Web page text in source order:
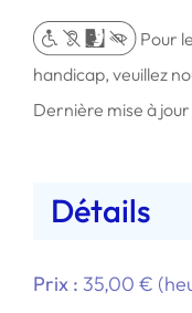
Pour
handicap, veuillez
Dernière mise à
Détails
Prix : 35,00 €